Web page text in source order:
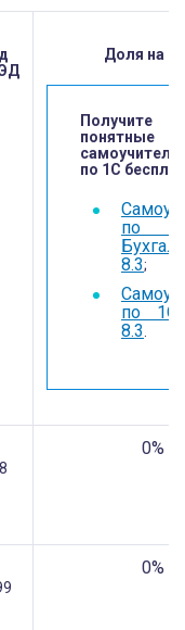
Доля на
Получите
понятные
по 1С
по
8.3;
по 1С
8.3
0%
0%